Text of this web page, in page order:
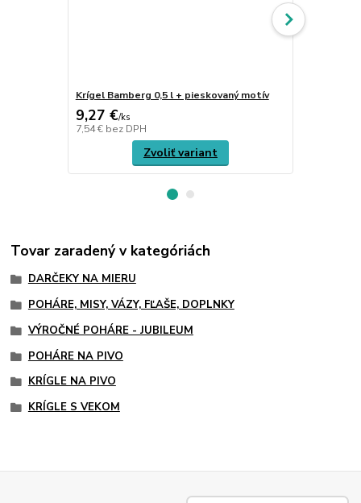
Krígel Bamberg 0,5 l + pieskovaný motív
9,27 €/ks
7,54 € bez DPH
Zvoliť variant
Tovar zaradený v kategóriách
DARČEKY NA MIERU
POHÁRE, MISY, VÁZY, FĽAŠE, DOPLNKY
VÝROČNÉ POHÁRE - JUBILEUM
POHÁRE NA PIVO
KRÍGLE NA PIVO
KRÍGLE S VEKOM